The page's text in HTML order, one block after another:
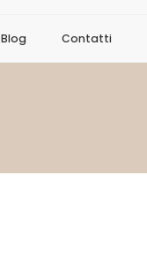
Blog Contatti